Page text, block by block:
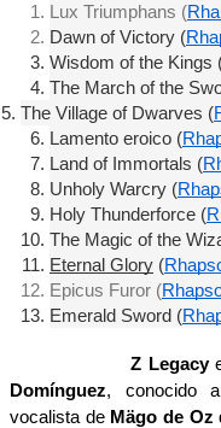
Lux Triumphans (
Dawn of Victory (
Wisdom of the Kings
The March of the
The Village of Dwarves (
Lamento eroico (
Land of Immortals (
Unholy Warcry (
Holy Thunderforce (
The Magic of the
Eternal Glory (
Epicus Furor (
Emerald Sword (
Z Legacy
Domínguez, conocido
vocalista de Mägo de Oz